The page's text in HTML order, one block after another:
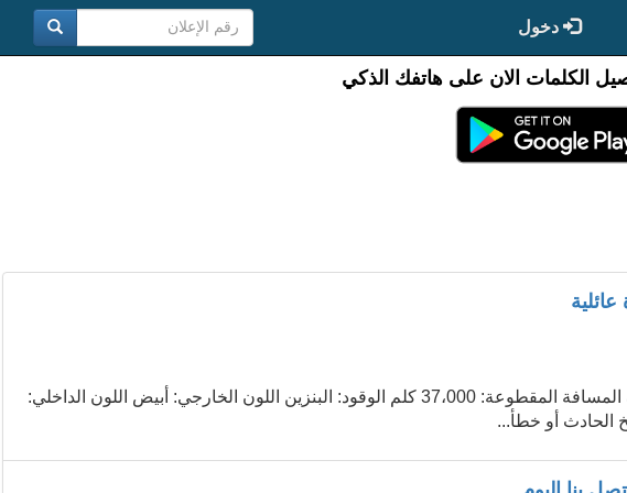
دخول
الكلمات الان على هاتفك الذكي
لكزس لي 570 2014 متعددة الأغراض سيارة عائلية المسافة المقطوعة: 37،000 كلم الوقود: البنزين اللون الخارجي: أبيض اللون الداخلي:
الحادث أو خطأ...